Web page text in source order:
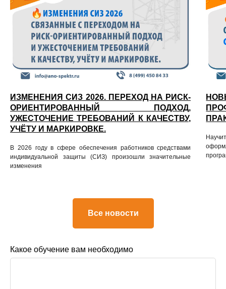
ИЗМЕНЕНИЯ СИЗ 2026. ПЕРЕХОД НА РИСК-
ОРИЕНТИРОВАННЫЙ ПОДХОД,
УЖЕСТОЧЕНИЕ ТРЕБОВАНИЙ К КАЧЕСТВУ,
УЧЁТУ И МАРКИРОВКЕ.
В 2026 году в сфере обеспечения работников средствами
индивидуальной защиты (СИЗ) произошли значительные
изменения
Все новости
Какое обучение вам необходимо